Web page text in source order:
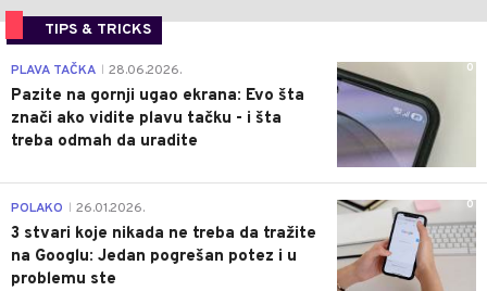
TIPS & TRICKS
0
PLAVA TAČKA 28.06.2026.
Pazite na gornji ugao ekrana: Evo šta
znači ako vidite plavu tačku - i šta
treba odmah da uradite
0
POLAKO 26.01.2026.
3 stvari koje nikada ne treba da tražite
na Googlu: Jedan pogrešan potez i u
problemu ste